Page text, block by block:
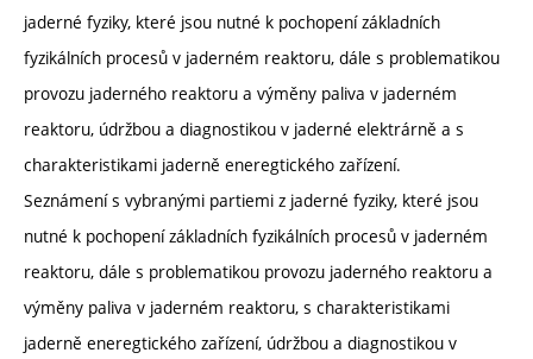
jaderné fyziky, které jsou nutné k pochopení základních
fyzikálních procesů v jaderném reaktoru, dále s problematikou
provozu jaderného reaktoru a výměny paliva v jaderném
reaktoru, údržbou a diagnostikou v jaderné elektrárně a s
charakteristikami jaderně eneregtického zařízení.
Seznámení s vybranými partiemi z jaderné fyziky, které jsou
nutné k pochopení základních fyzikálních procesů v jaderném
reaktoru, dále s problematikou provozu jaderného reaktoru a
výměny paliva v jaderném reaktoru, s charakteristikami
jaderně eneregtického zařízení, údržbou a diagnostikou v